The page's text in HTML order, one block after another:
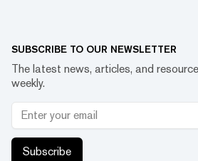
SUBSCRIBE TO OUR NEWSLETTER
The latest news, articles, and
weekly.
Subscribe